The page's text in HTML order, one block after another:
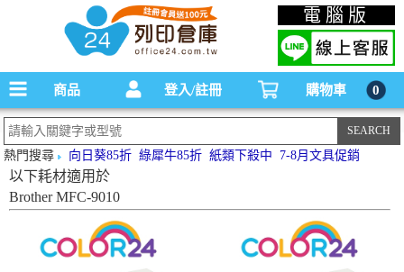
碳粉匣，墨水匣,原廠碳粉匣，副廠碳粉匣，環保碳粉匣,連續供墨印表機-office24列印
倉庫線上購物手機版
電腦版
商品 登入/註冊 購物車 0
熱門搜尋 向日葵85折 綠犀牛85折 紙類下殺中 7-8月文具促銷
以下耗材適用於
Brother MFC-9010